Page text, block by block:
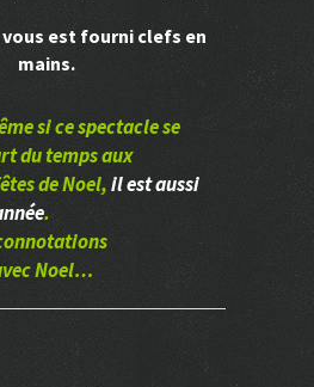
est fourni clefs en
mains.
si ce spectacle se
du temps aux
de Noel,il est aussi
.
Noel…